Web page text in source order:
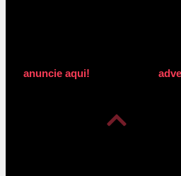
anuncie aqui!